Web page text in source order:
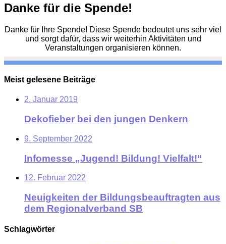
Danke für die Spende!
Danke für Ihre Spende! Diese Spende bedeutet uns sehr viel
und sorgt dafür, dass wir weiterhin Aktivitäten und
Veranstaltungen organisieren können.
Meist gelesene Beiträge
2. Januar 2019
Dekofieber bei den jungen Denkern
9. September 2022
Infomesse „Jugend! Bildung! Vielfalt!“
12. Februar 2022
Neuigkeiten der Bildungsbeauftragten aus
dem Regionalverband SB
Schlagwörter